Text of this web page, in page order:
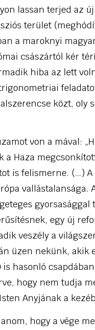
lassan terjed az
terület
a maroknyi
császártól kér
hiba az lett
közt, oly
von a mával:
Haza
is felismerne. (…)
vallástalansága.
gyorsasággal
egy új
veszély a
üzen nekünk, akik
hasonló
hogy nem tudja
Anyjának a
hogy a vége